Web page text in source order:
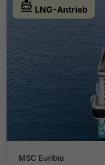
LNG-Antrieb
MSC Euribia